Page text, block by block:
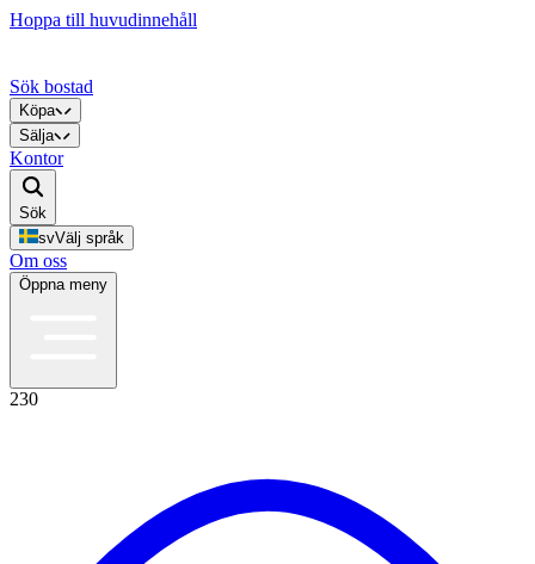
Hoppa till huvudinnehåll
Sök bostad
Köpa
Sälja
Kontor
Sök
svVälj språk
Om oss
Öppna meny
230